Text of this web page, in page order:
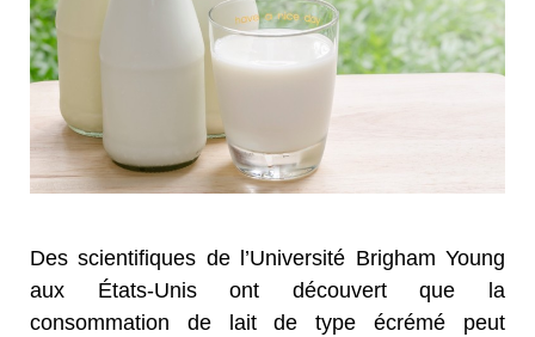
Des scientifiques de l’Université Brigham Young
aux États-Unis ont découvert que la
consommation de lait de type écrémé peut